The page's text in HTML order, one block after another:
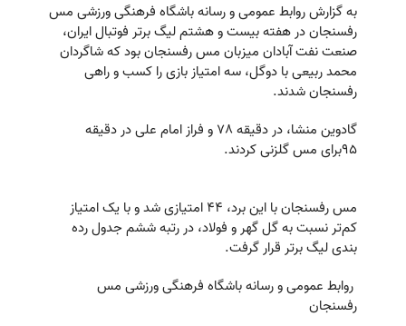
به گزارش روابط عمومی و رسانه باشگاه فرهنگی ورزشی مس
رفسنجان در هفته بیست و هشتم لیگ برتر فوتبال ایران،
صنعت نفت آبادان میزبان مس رفسنجان بود که شاگردان
محمد ربیعی با دوگل، سه امتیاز بازی را کسب و راهی
رفسنجان شدند.
گادوین منشا، در دقیقه 78 و فراز امام علی در دقیقه
95برای مس گلزنی کردند.
مس رفسنجان با این برد، ۴۴ امتیازی شد و با یک امتیاز
کم‌تر نسبت به گل گهر و فولاد، در رتبه ششم جدول رده
بندی لیگ برتر قرار گرفت.
روابط عمومی و رسانه باشگاه فرهنگی ورزشی مس
رفسنجان